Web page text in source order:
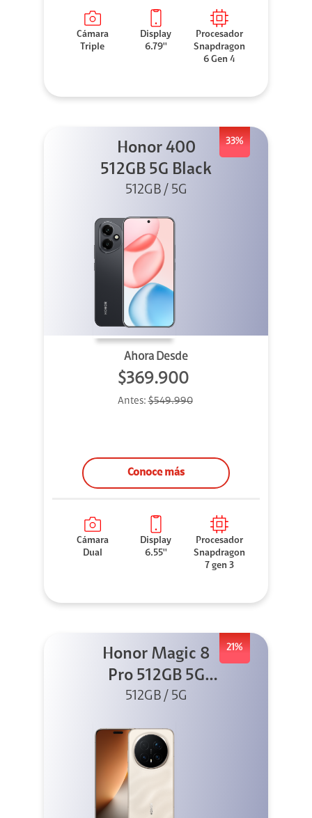
Cámara
Triple
Display
6.79''
Procesador
Snapdragon
6 Gen 4
33%
Honor 400
512GB 5G Black
512GB / 5G
Ahora Desde
$369.900
Antes:$549.990
Conoce más
Cámara
Dual
Display
6.55''
Procesador
Snapdragon
7 gen 3
21%
Honor Magic 8
Pro 512GB 5G
Sunrise Gold
512GB / 5G